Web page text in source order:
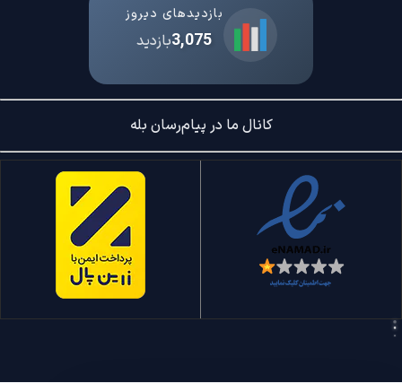
بازدیدهای دیروز
3,075بازدید
کانال ما در پیام‌رسان بله